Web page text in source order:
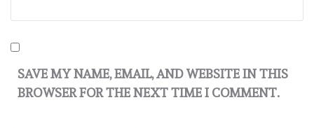
SAVE MY NAME, EMAIL, AND WEBSITE IN THIS
BROWSER FOR THE NEXT TIME I COMMENT.